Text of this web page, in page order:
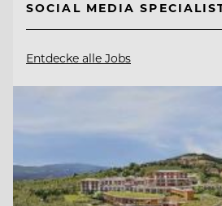
SOCIAL MEDIA
Entdecke alle Jobs